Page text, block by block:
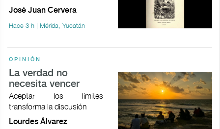
José Juan Cervera
Hace 3 h | Mérida, Yucatán
OPINIÓN
La verdad no
necesita vencer
Aceptar los límites
transforma la discusión
Lourdes Álvarez